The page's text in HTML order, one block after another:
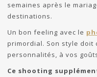
semaines après le
destinations.
Un bon feeling avec le
primordial. Son style doit
personnalités, à vos
Ce shooting